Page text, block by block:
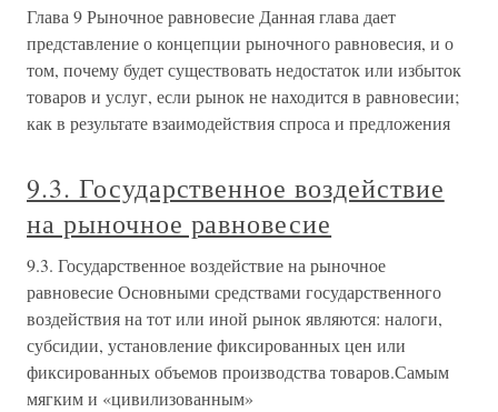
Глава 9 Рыночное равновесие Данная глава дает
представление о концепции рыночного равновесия, и о
том, почему будет существовать недостаток или избыток
товаров и услуг, если рынок не находится в равновесии;
как в результате взаимодействия спроса и предложения
9.3. Государственное воздействие
на рыночное равновесие
9.3. Государственное воздействие на рыночное
равновесие Основными средствами государственного
воздействия на тот или иной рынок являются: налоги,
субсидии, установление фиксированных цен или
фиксированных объемов производства товаров.Самым
мягким и «цивилизованным»